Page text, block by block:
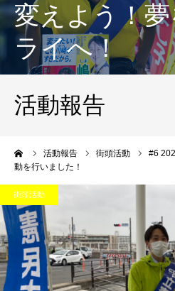
変えよう！
ライへ！
活動報告
活動報告 街頭活動
#6
動を行いました！
街頭活動